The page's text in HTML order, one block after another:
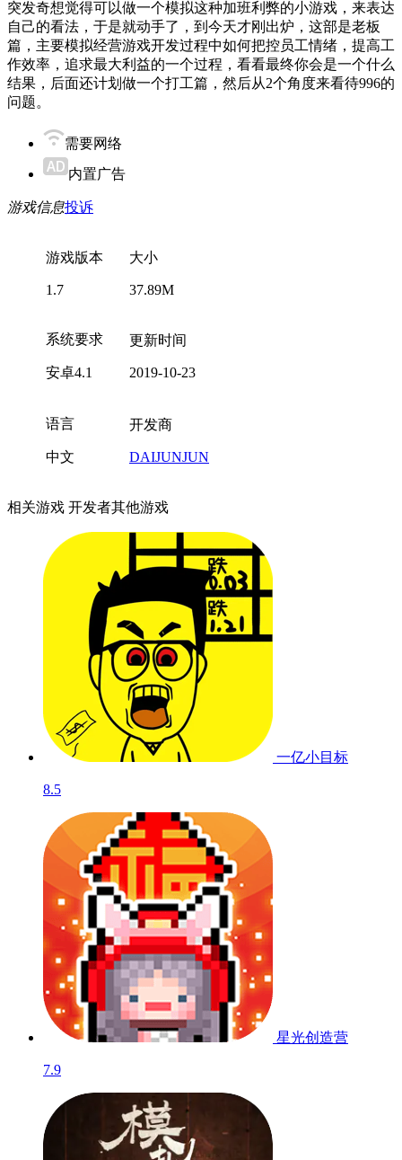
突发奇想觉得可以做一个模拟这种加班利弊的小游戏，来表达
自己的看法，于是就动手了，到今天才刚出炉，这部是老板
篇，主要模拟经营游戏开发过程中如何把控员工情绪，提高工
作效率，追求最大利益的一个过程，看看最终你会是一个什么
结果，后面还计划做一个打工篇，然后从2个角度来看待996的
问题。
需要网络
内置广告
游戏信息投诉
游戏版本
1.7
大小
37.89M
系统要求
安卓4.1
更新时间
2019-10-23
语言
中文
开发商
DAIJUNJUN
相关游戏 开发者其他游戏
一亿小目标
8.5
星光创造营
7.9